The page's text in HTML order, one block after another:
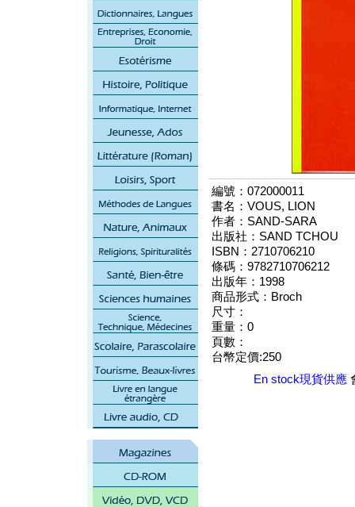
編號：072000011
書名：VOUS, LION
作者：SAND-SARA
出版社：SAND TCHOU
ISBN：2710706210
條碼：9782710706212
出版年：1998
商品形式：Broch
尺寸：
重量：0
頁數：
台幣定價:250
En stock現貨供應